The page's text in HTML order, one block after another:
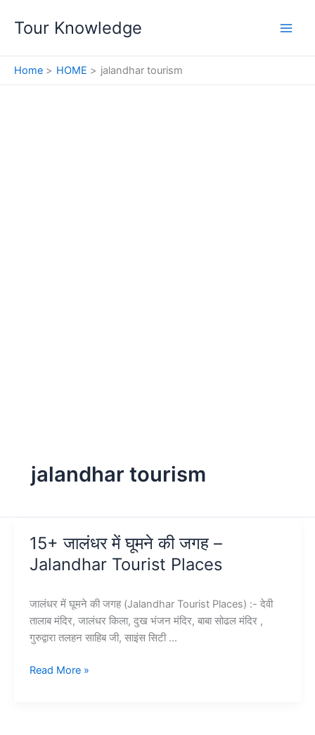
Tour Knowledge
Home HOME jalandhar tourism
jalandhar tourism
15+ जालंधर में घूमने की जगह –
Jalandhar Tourist Places
जालंधर में घूमने की जगह (Jalandhar Tourist Places) :- देवी
तालाब मंदिर, जालंधर किला, दुख भंजन मंदिर, बाबा सोढल मंदिर ,
गुरुद्वारा तलहन साहिब जी, साइंस सिटी …
15+
Read More »